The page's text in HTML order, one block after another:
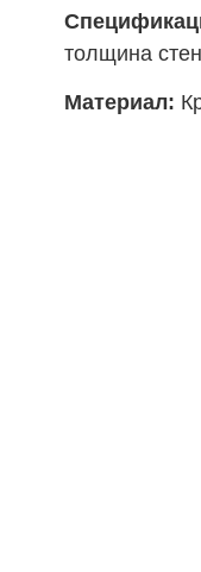
толщина
Материал: